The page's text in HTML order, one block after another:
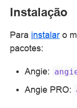
Instalação
Para instalar o
pacotes:
Angie:
Angie PRO: